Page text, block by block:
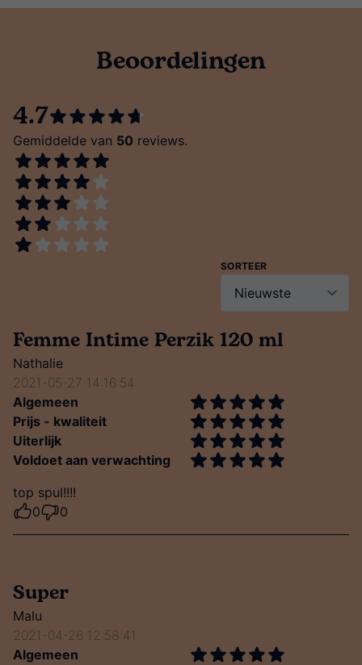
Beoordelingen
4.7
Gemiddelde van 50 reviews.
SORTEER
Femme Intime Perzik 120 ml
Nathalie
2021-05-27 14:16:54
Algemeen
Prijs - kwaliteit
Uiterlijk
Voldoet aan verwachting
top spul!!!!
0
0
Super
Malu
2021-04-26 12:58:41
Algemeen